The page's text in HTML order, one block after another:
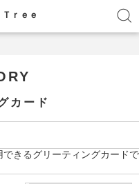
ｒｅｅ
カード
きるグリーティングカードで